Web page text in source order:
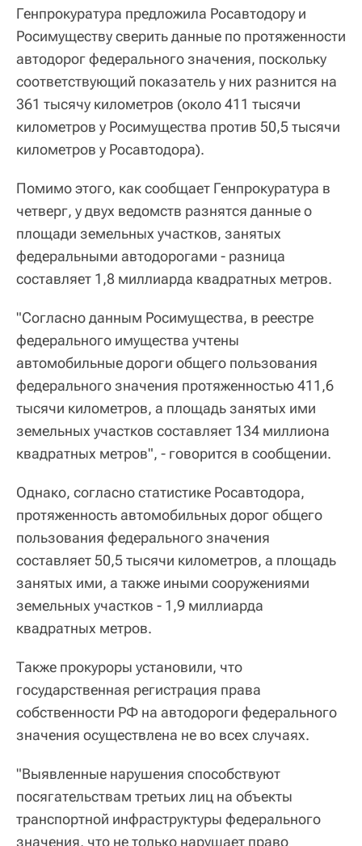
Генпрокуратура предложила Росавтодору и
Росимуществу сверить данные по протяженности
автодорог федерального значения, поскольку
соответствующий показатель у них разнится на
361 тысячу километров (около 411 тысячи
километров у Росимущества против 50,5 тысячи
километров у Росавтодора).
Помимо этого, как сообщает Генпрокуратура в
четверг, у двух ведомств разнятся данные о
площади земельных участков, занятых
федеральными автодорогами - разница
составляет 1,8 миллиарда квадратных метров.
"Согласно данным Росимущества, в реестре
федерального имущества учтены
автомобильные дороги общего пользования
федерального значения протяженностью 411,6
тысячи километров, а площадь занятых ими
земельных участков составляет 134 миллиона
квадратных метров", - говорится в сообщении.
Однако, согласно статистике Росавтодора,
протяженность автомобильных дорог общего
пользования федерального значения
составляет 50,5 тысячи километров, а площадь
занятых ими, а также иными сооружениями
земельных участков - 1,9 миллиарда
квадратных метров.
Также прокуроры установили, что
государственная регистрация права
собственности РФ на автодороги федерального
значения осуществлена не во всех случаях.
"Выявленные нарушения способствуют
посягательствам третьих лиц на объекты
транспортной инфраструктуры федерального
значения, что не только нарушает право